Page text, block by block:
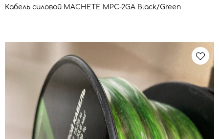
Кабель силовой MACHETE MPC-2GA Black/Green